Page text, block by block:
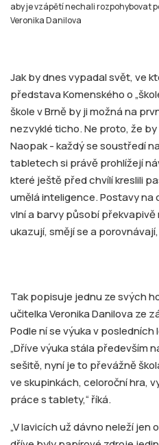
aby je vzápětí nechali rozpohybovat
Veronika Danilova
Jak by dnes vypadal svět, ve
představa Komenského o
škole v Brně by ji možná na
nezvyklé ticho. Ne proto, že
Naopak - každý se soustředí
tabletech si právě prohlížejí
které ještě před chvílí kreslili
umělá inteligence. Postavy na
vlní a barvy působí překvapivě
ukazují, smějí se a
Tak popisuje jednu ze svých
učitelka Veronika Danilova ze
Podle ní se výuka v
„Dříve výuka stála především
sešitě, nyní je to převážně
ve skupinkách, celoroční hra,
práce s tablety,“ říká.
„V lavicích už dávno neleží